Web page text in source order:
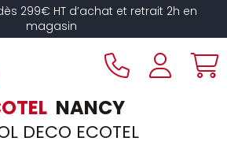
299€ HT d’achat et retrait 2h en
magasin
NANCY
DECO ECOTEL